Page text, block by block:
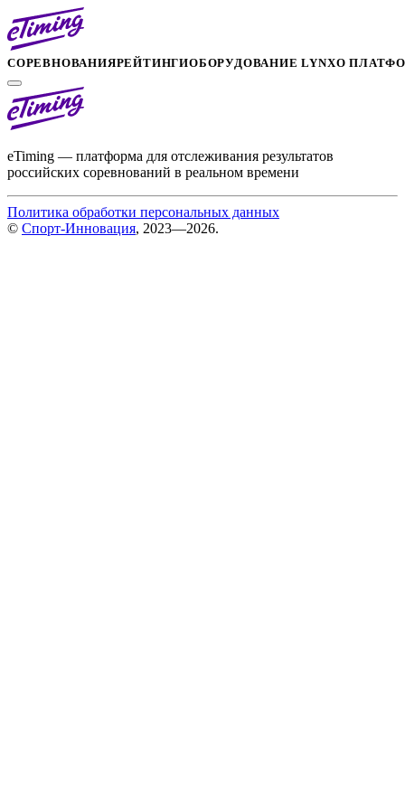
СОРЕВНОВАНИЯРЕЙТИНГИОБОРУДОВАНИЕ LYNXО
eTiming — платформа для отслеживания результатов
российских соревнований в реальном времени
Политика обработки персональных данных
© Спорт-Инновация, 2023—2026.